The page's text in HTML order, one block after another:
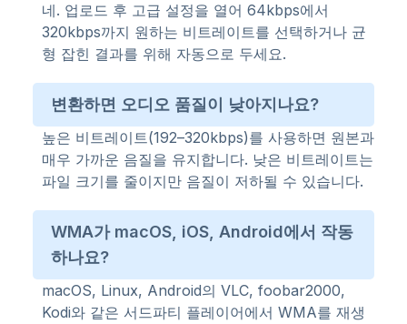
네. 업로드 후 고급 설정을 열어 64kbps에서
320kbps까지 원하는 비트레이트를 선택하거나 균
형 잡힌 결과를 위해 자동으로 두세요.
변환하면 오디오 품질이 낮아지나요?
높은 비트레이트(192–320kbps)를 사용하면 원본과
매우 가까운 음질을 유지합니다. 낮은 비트레이트는
파일 크기를 줄이지만 음질이 저하될 수 있습니다.
WMA가 macOS, iOS, Android에서 작동
하나요?
macOS, Linux, Android의 VLC, foobar2000,
Kodi와 같은 서드파티 플레이어에서 WMA를 재생